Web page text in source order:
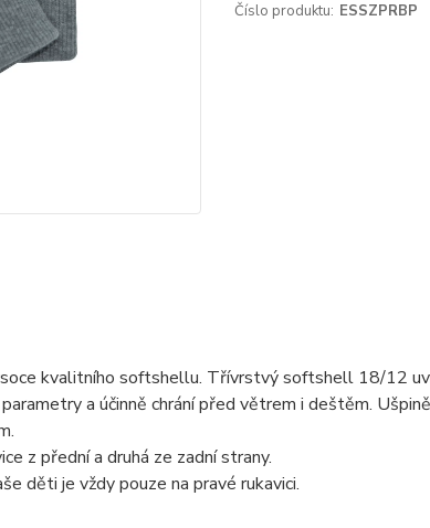
Číslo produktu: ESSZPRBP
kvalitního softshellu. Třívrstvý softshell 18/12
a účinně chrání před větrem i deštěm.
z přední a druhá ze zadní strany.
děti je vždy pouze na pravé rukavici.